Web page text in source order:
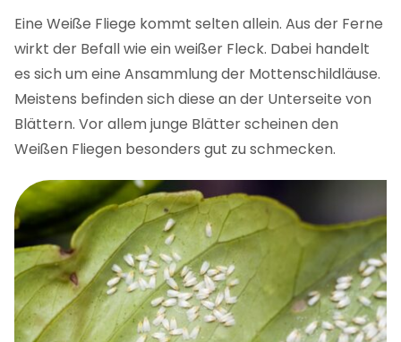
Eine Weiße Fliege kommt selten allein. Aus der Ferne
wirkt der Befall wie ein weißer Fleck. Dabei handelt
es sich um eine Ansammlung der Mottenschildläuse.
Meistens befinden sich diese an der Unterseite von
Blättern. Vor allem junge Blätter scheinen den
Weißen Fliegen besonders gut zu schmecken.